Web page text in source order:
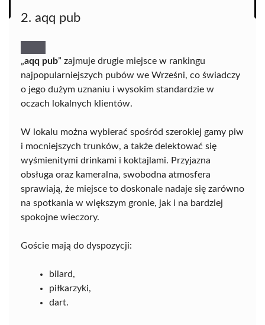
2. aqq pub
„aqq pub” zajmuje drugie miejsce w rankingu
najpopularniejszych pubów we Wrześni, co świadczy
o jego dużym uznaniu i wysokim standardzie w
oczach lokalnych klientów.
W lokalu można wybierać spośród szerokiej gamy piw
i mocniejszych trunków, a także delektować się
wyśmienitymi drinkami i koktajlami. Przyjazna
obsługa oraz kameralna, swobodna atmosfera
sprawiają, że miejsce to doskonale nadaje się zarówno
na spotkania w większym gronie, jak i na bardziej
spokojne wieczory.
Goście mają do dyspozycji:
bilard,
piłkarzyki,
dart.